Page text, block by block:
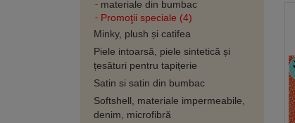
materiale din bumbac
Promoţii speciale (4)
Minky, plush și catifea
Piele intoarsă, piele sintetică și
țesături pentru tapițerie
Satin si satin din bumbac
Softshell, materiale impermeabile,
denim, microfibră